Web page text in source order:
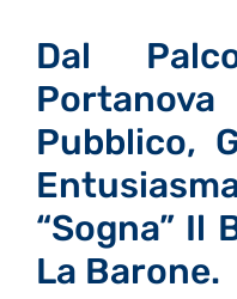
Dal
Pubblico,
“sogna” Il
La Barone.